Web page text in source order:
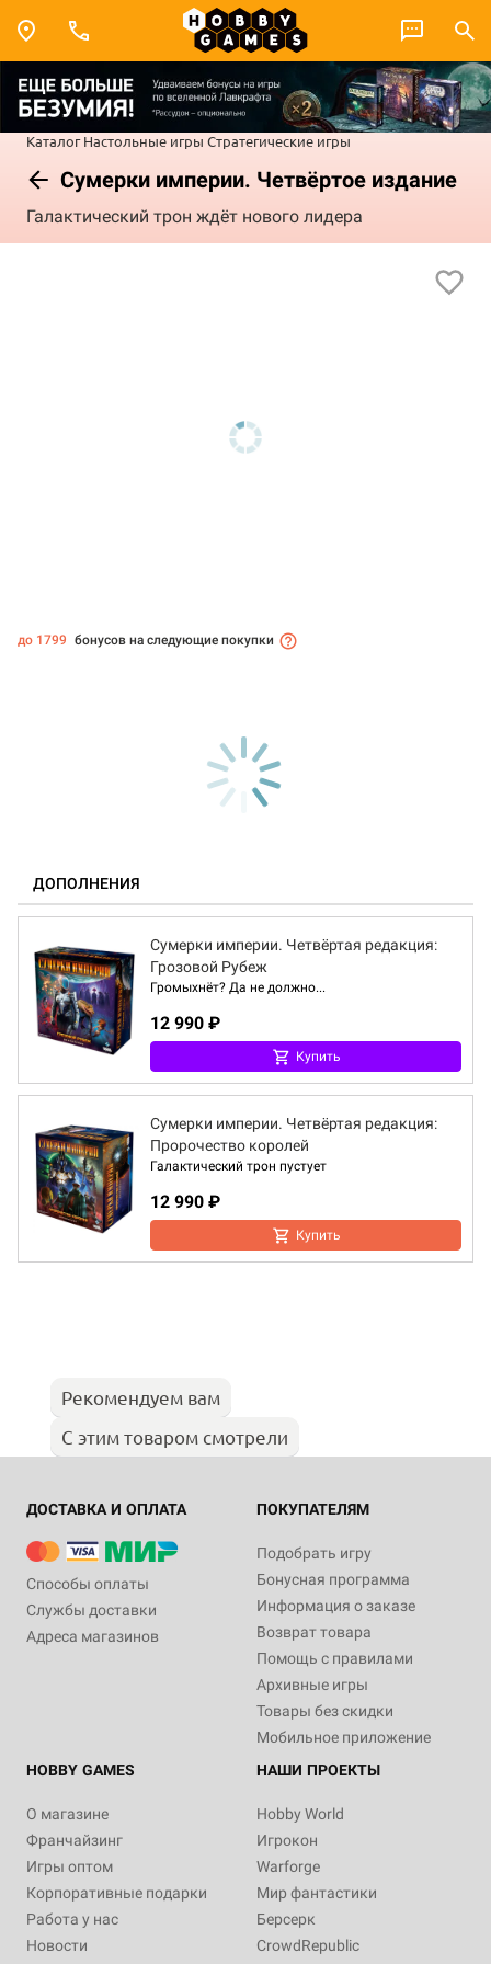
Каталог Настольные игры Стратегические игры
Сумерки империи. Четвёртое издание
Галактический трон ждёт нового лидера
до 1799 бонусов на следующие покупки
ДОПОЛНЕНИЯ
Сумерки империи. Четвёртая редакция:
Грозовой Рубеж
Громыхнёт? Да не должно...
12 990 ₽
Купить
Сумерки империи. Четвёртая редакция:
Пророчество королей
Галактический трон пустует
12 990 ₽
Купить
Рекомендуем вам
С этим товаром смотрели
ДОСТАВКА И ОПЛАТА
Способы оплаты
Службы доставки
Адреса магазинов
ПОКУПАТЕЛЯМ
Подобрать игру
Бонусная программа
Информация о заказе
Возврат товара
Помощь с правилами
Архивные игры
Товары без скидки
Мобильное приложение
HOBBY GAMES
О магазине
Франчайзинг
Игры оптом
Корпоративные подарки
Работа у нас
Новости
НАШИ ПРОЕКТЫ
Hobby World
Игрокон
Warforge
Мир фантастики
Берсерк
CrowdRepublic